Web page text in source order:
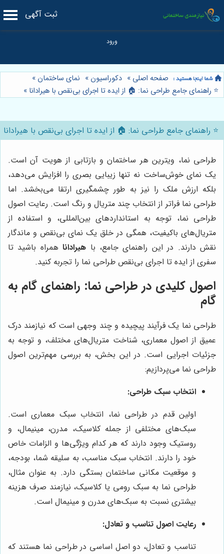
ثبت آگهی
صفحه اصلی » دکوراسیون » نمای ساختمان »
⭐️ راهنمای جامع طراحی نما: 🏠 از ایده تا اجرای بی‌نقص با هیرادانا »
⭐️ راهنمای جامع طراحی نما: 🏠 از ایده تا اجرای بی‌نقص با هیرادانا
طراحی نما، ویترین هر ساختمان و بازتابی از هویت آن است.
یک نمای خوش‌ساخت نه تنها زیبایی بصری را افزایش می‌دهد،
بلکه ارزش ملک را نیز به طور چشمگیری ارتقا می‌بخشد. اما
طراحی نما فراتر از انتخاب چند متریال و رنگ است. رعایت اصول
طراحی نما، توجه به استانداردهای بین‌المللی، و استفاده از
متریال‌های باکیفیت، همگی در خلق یک نمای بی‌نقص و ماندگار
نقش دارند. در این راهنمای جامع، با هیراداناهمراه باشید تا
سفری از ایده تا اجرای بی‌نقص طراحی نما را تجربه کنید.
اصول کلیدی در طراحی نما: راهنمای گام به
گام
طراحی نما یک فرآیند پیچیده و چند وجهی است که نیازمند درک
عمیق از اصول معماری، شناخت متریال‌های مختلف، و توجه به
جزئیات اجرایی است. در این بخش، به بررسی مهم‌ترین اصول
طراحی نما می‌پردازیم:
انتخاب سبک طراحی:
اولین قدم در طراحی نما، انتخاب سبک معماری است.
سبک‌های مختلفی از جمله کلاسیک، مدرن، مینیمال، و
روستیک وجود دارند که هر کدام ویژگی‌ها و الزامات خاص
خود را دارند. انتخاب سبک مناسب، به سلیقه شما، بودجه،
و موقعیت مکانی ساختمان بستگی دارد. به عنوان مثال،
طراحی نما به سبک رومی یا کلاسیک، نیازمند صرف هزینه
بیشتری نسبت به سبک‌های مدرن و مینیمال است.
رعایت اصول تناسب و تعادل:
تناسب و تعادل، دو اصل اساسی در طراحی نما هستند که